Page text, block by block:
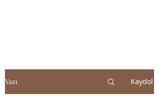
Yazı Kaydol